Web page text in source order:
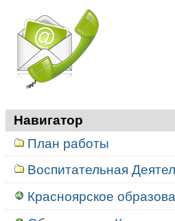
Навигатор
План работы
Воспитательная
Красноярское